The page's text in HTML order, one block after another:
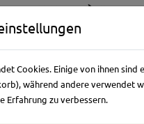
& Leinen
Halsbänder
Cookies. Einige von ihnen sind
während andere verwendet
Erfahrung zu verbessern.